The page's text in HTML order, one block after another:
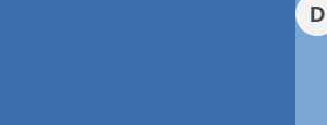
D